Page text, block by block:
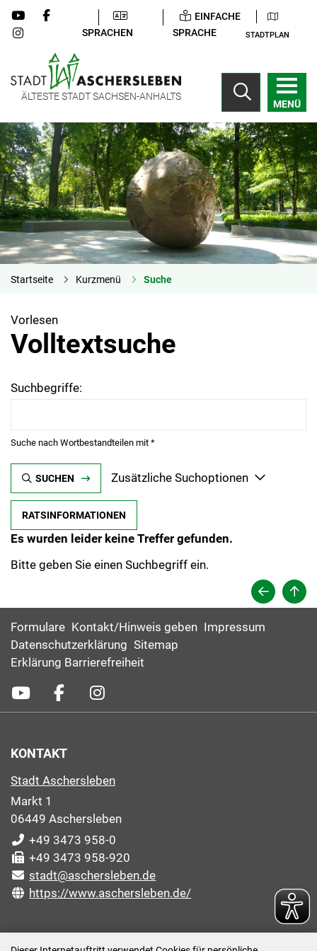
SPRACHEN
EINFACHE
SPRACHE
STADTPLAN
ÄLTESTE STADT SACHSEN-ANHALTS
MENÜ
Startseite Kurzmenü Suche
Vorlesen
Volltextsuche
Suchbegriffe:
Suche nach Wortbestandteilen mit *
SUCHEN Zusätzliche Suchoptionen
RATSINFORMATIONEN
Es wurden leider keine Treffer gefunden.
Bitte geben Sie einen Suchbegriff ein.
Formulare Kontakt/Hinweis geben Impressum
Datenschutzerklärung Sitemap
Erklärung Barrierefreiheit
KONTAKT
Stadt Aschersleben
Markt 1
06449 Aschersleben
+49 3473 958-0
+49 3473 958-920
stadt@aschersleben.de
https://www.aschersleben.de/